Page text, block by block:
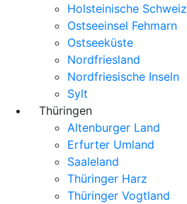
Holsteinische Schweiz
Ostseeinsel Fehmarn
Ostseeküste
Nordfriesland
Nordfriesische Inseln
Sylt
Thüringen
Altenburger Land
Erfurter Umland
Saaleland
Thüringer Harz
Thüringer Vogtland